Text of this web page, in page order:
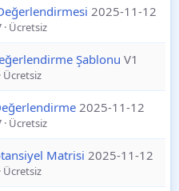
2025-11-12
Ücretsiz
Şablonu V1
Ücretsiz
2025-11-12
Ücretsiz
Matrisi 2025-11-12
Ücretsiz